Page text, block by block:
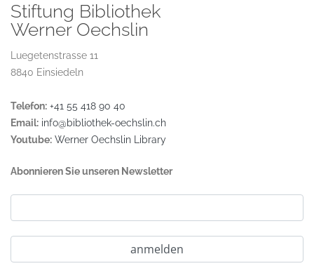
Stiftung Bibliothek
Werner Oechslin
Luegetenstrasse 11
8840 Einsiedeln
Telefon: +41 55 418 90 40
Email: info@bibliothek-oechslin.ch
Youtube: Werner Oechslin Library
Abonnieren Sie unseren Newsletter